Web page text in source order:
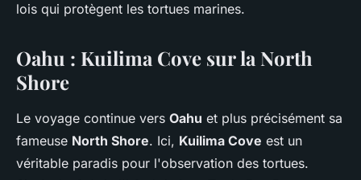
lois qui protègent les tortues marines.
Oahu : Kuilima Cove sur la North
Shore
Le voyage continue vers Oahu et plus précisément sa
fameuse North Shore. Ici, Kuilima Cove est un
véritable paradis pour l'observation des tortues.